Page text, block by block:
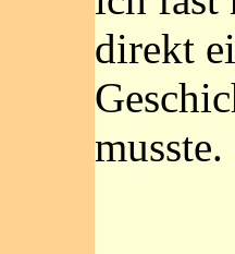
direkt
musste.